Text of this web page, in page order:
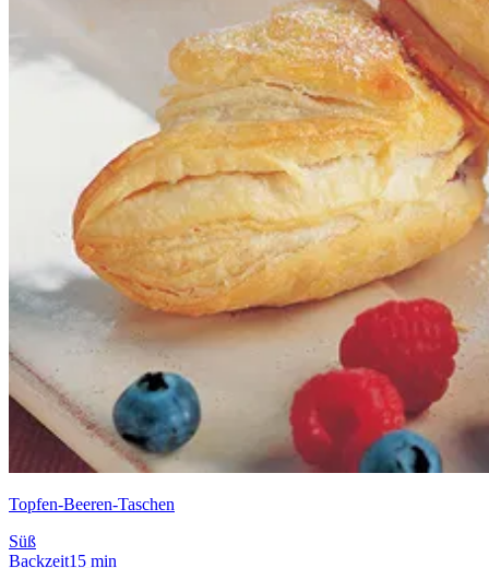
Topfen-Beeren-Taschen
Süß
Backzeit15 min